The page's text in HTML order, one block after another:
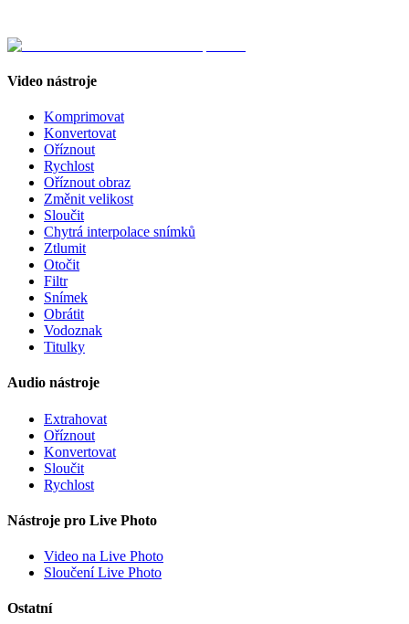
Video nástroje
Komprimovat
Konvertovat
Oříznout
Rychlost
Oříznout obraz
Změnit velikost
Sloučit
Chytrá interpolace snímků
Ztlumit
Otočit
Filtr
Snímek
Obrátit
Vodoznak
Titulky
Audio nástroje
Extrahovat
Oříznout
Konvertovat
Sloučit
Rychlost
Nástroje pro Live Photo
Video na Live Photo
Sloučení Live Photo
Ostatní